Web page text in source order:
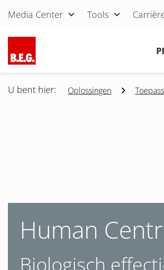
Navigatie overslaan
Media Center Tools
U bent hier: Oplossingen
Human
Biologisch